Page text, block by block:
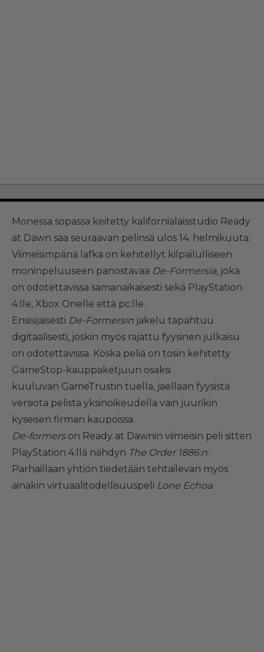
Monessa sopassa keitetty kalifornialaisstudio Ready
at Dawn saa seuraavan pelinsä ulos 14. helmikuuta.
Viimeisimpänä lafka on kehitellyt kilpailulliseen
moninpeluuseen panostavaa De-Formersia, joka
on odotettavissa samanaikaisesti sekä PlayStation
4:lle, Xbox Onelle että pc:lle.
Ensisijaisesti De-Formersin jakelu tapahtuu
digitaalisesti, joskin myös rajattu fyysinen julkaisu
on odotettavissa. Koska peliä on tosin kehitetty
GameStop-kauppaketjuun osaksi
kuuluvan GameTrustin tuella, jaellaan fyysistä
versiota pelistä yksinoikeudella vain juurikin
kyseisen firman kaupoissa.
De-formerson Ready at Dawnin viimeisin peli sitten
PlayStation 4:llä nähdyn The Order 1886:n.
Parhaillaan yhtiön tiedetään tehtailevan myös
ainakin virtuaalitodellisuuspeli Lone Echoa.